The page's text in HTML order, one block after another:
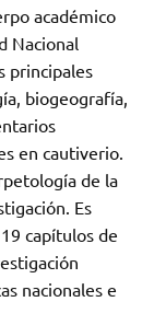
académico
Nacional
principales
biogeografía,
en cautiverio.
de la
Es
capítulos de
nacionales e